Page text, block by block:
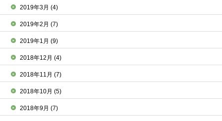
2019年3月(4)
2019年2月(7)
2019年1月(9)
2018年12月(4)
2018年11月(7)
2018年10月(5)
2018年9月(7)